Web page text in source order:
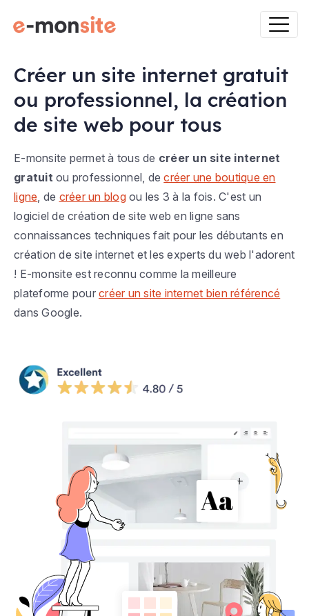
Créer un site internet gratuit
ou professionnel, la création
de site web pour tous
E-monsite permet à tous de créer un site internet
gratuit ou professionnel, decréer une boutique en
ligne , de créer un blogou les 3 à la fois. C'est un
logiciel de création de site web en ligne sans
connaissances techniques fait pour les débutants en
création de site internet et les experts du web l'adorent
! E-monsite est reconnu comme la meilleure
plateforme pour créer un site internet bien référencé
dans Google.